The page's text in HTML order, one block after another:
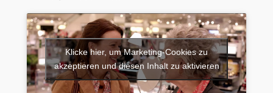
Klicke hier, um Marketing-Cookies zu
akzeptieren und diesen Inhalt zu aktivieren